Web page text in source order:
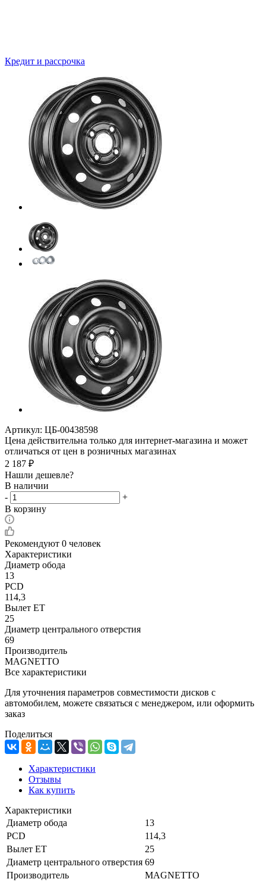
Кредит и рассрочка
Артикул: ЦБ-00438598
Цена действительна только для интернет-магазина и может
отличаться от цен в розничных магазинах
2 187 ₽
Нашли дешевле?
В наличии
-
+
В корзину
Рекомендуют 0 человек
Характеристики
Диаметр обода
13
PCD
114,3
Вылет ET
25
Диаметр центрального отверстия
69
Производитель
MAGNETTO
Все характеристики
Для уточнения параметров совместимости дисков с
автомобилем, можете связаться с менеджером, или оформить
заказ
Поделиться
Характеристики
Отзывы
Как купить
Характеристики
Диаметр обода
13
PCD
114,3
Вылет ET
25
Диаметр центрального отверстия 69
Производитель
MAGNETTO